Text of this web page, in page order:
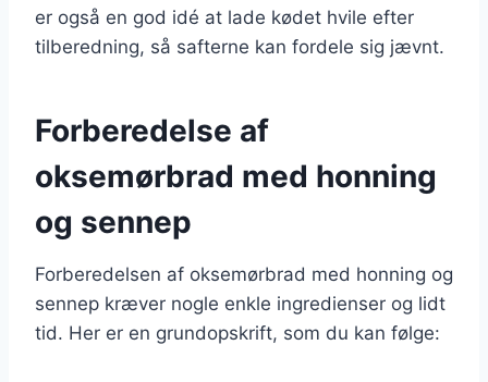
er også en god idé at lade kødet hvile efter
tilberedning, så safterne kan fordele sig jævnt.
Forberedelse af
oksemørbrad med honning
og sennep
Forberedelsen af oksemørbrad med honning og
sennep kræver nogle enkle ingredienser og lidt
tid. Her er en grundopskrift, som du kan følge: